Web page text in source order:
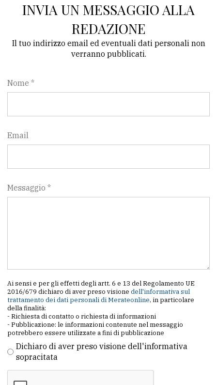
INVIA UN MESSAGGIO ALLA
REDAZIONE
Il tuo indirizzo email ed eventuali dati personali non
verranno pubblicati.
Nome *
Email
Messaggio *
Ai sensi e per gli effetti degli artt. 6 e 13 del Regolamento UE
2016/679 dichiaro di aver preso visione dell'informativa sul
trattamento dei dati personali di Merateonline, in particolare
della finalità:
- Richiesta di contatto o richiesta di informazioni
- Pubblicazione: le informazioni contenute nel messaggio
potrebbero essere utilizzate a fini di pubblicazione
Dichiaro di aver preso visione dell'informativa
sopracitata